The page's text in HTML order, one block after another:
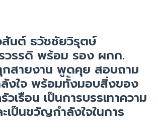
นต์ ธวัชชัยวิรุตษ์
วรรดิ พร้อม รอง ผกก.
กสายงาน พูดคุย สอบถาม
งใจ พร้อมทั้งมอบสิ่งของ
วเรือน เป็นการบรรเทาความ
เป็นขวัญกำลังใจในการ